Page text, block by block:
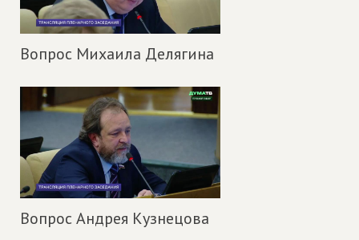
Вопрос Михаила Делягина
Вопрос Андрея Кузнецова